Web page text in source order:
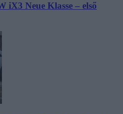
iX3 Neue Klasse – első